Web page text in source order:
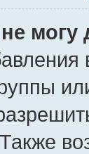
могу